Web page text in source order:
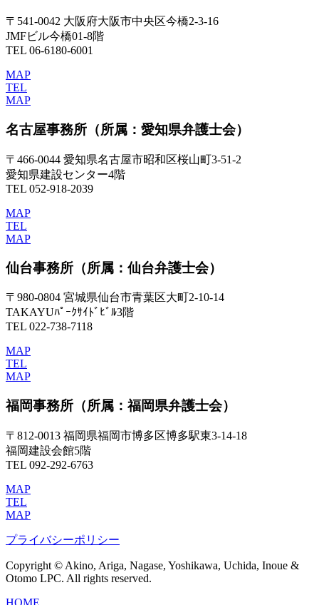
〒541-0042 大阪府大阪市中央区今橋2-3-16
JMFビル今橋01-8階
TEL 06-6180-6001
MAP
TEL
MAP
名古屋事務所 （所属：愛知県弁護士会）
〒466-0044 愛知県名古屋市昭和区桜山町3-51-2
愛知県建設センター4階
TEL 052-918-2039
MAP
TEL
MAP
仙台事務所 （所属：仙台弁護士会）
〒980-0804 宮城県仙台市青葉区大町2-10-14
TAKAYUﾊﾟｰｸｻｲﾄﾞﾋﾞﾙ3階
TEL 022-738-7118
MAP
TEL
MAP
福岡事務所 （所属：福岡県弁護士会）
〒812-0013 福岡県福岡市博多区博多駅東3-14-18
福岡建設会館5階
TEL 092-292-6763
MAP
TEL
MAP
プライバシーポリシー
Copyright © Akino, Ariga, Nagase, Yoshikawa, Uchida, Inoue &
Otomo LPC. All rights reserved.
HOME